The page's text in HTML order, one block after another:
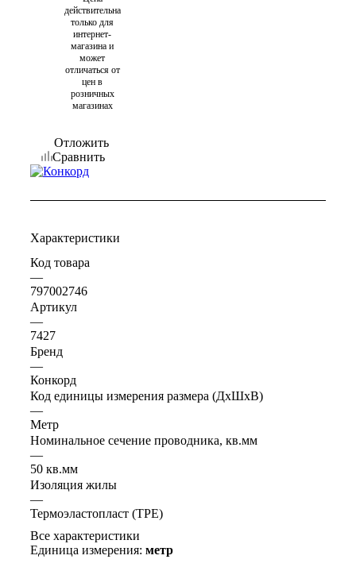
действительна
только для
интернет-
магазина и
может
отличаться от
цен в
розничных
магазинах
Отложить
Сравнить
Характеристики
Код товара
—
797002746
Артикул
—
7427
Бренд
—
Конкорд
Код единицы измерения размера (ДхШхВ)
—
Метр
Номинальное сечение проводника, кв.мм
—
50 кв.мм
Изоляция жилы
—
Термоэластопласт (TPE)
Все характеристики
Единица измерения: метр